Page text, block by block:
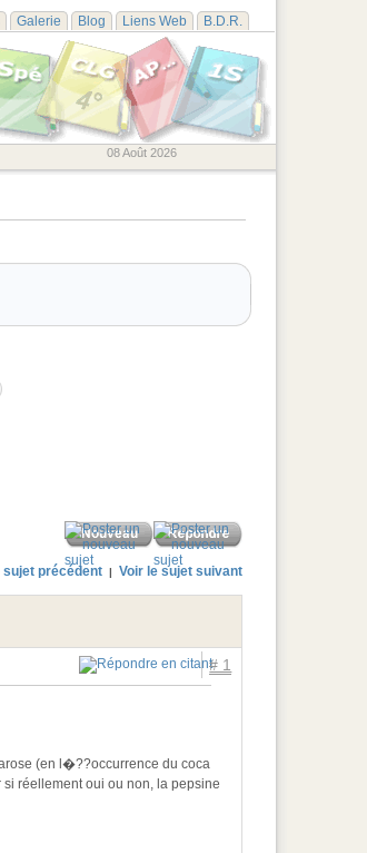
Galerie Blog Liens Web B.D.R.
08 Août 2026
sujet précédent |Voir le sujet suivant
# 1
(en l�??occurrence du coca
réellement oui ou non, la pepsine